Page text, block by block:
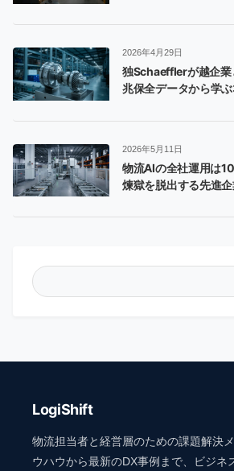
2026年4月29日
独Schaefflerが越企業
兆保全データから学
2026年5月11日
物流AIの全社運用は
煉獄を脱出する先進
LogiShift
物流担当者と経営層のための課題解決
ウハウから最新のDX事例まで、ビジネ